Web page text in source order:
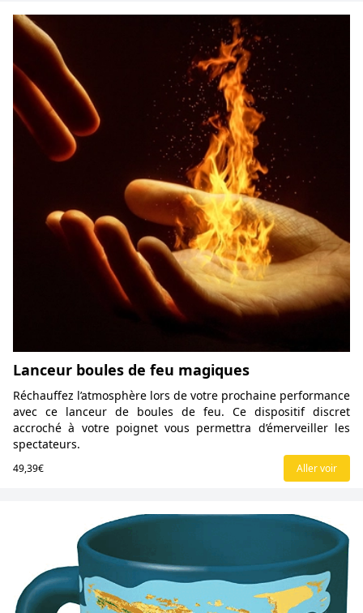
Lanceur boules de feu magiques
Réchauffez l’atmosphère lors de votre prochaine performance
avec ce lanceur de boules de feu. Ce dispositif discret
accroché à votre poignet vous permettra d’émerveiller les
spectateurs.
49,39€ Aller voir